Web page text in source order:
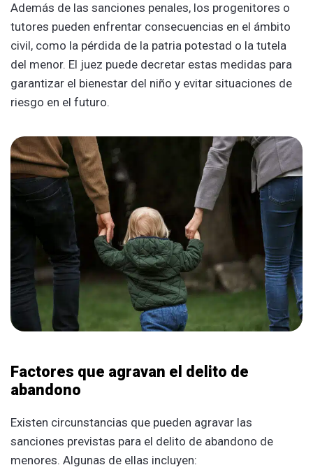
Además de las sanciones penales, los progenitores o
tutores pueden enfrentar consecuencias en el ámbito
civil, como la pérdida de la patria potestad o la tutela
del menor. El juez puede decretar estas medidas para
garantizar el bienestar del niño y evitar situaciones de
riesgo en el futuro.
Factores que agravan el delito de
abandono
Existen circunstancias que pueden agravar las
sanciones previstas para el delito de abandono de
menores. Algunas de ellas incluyen: